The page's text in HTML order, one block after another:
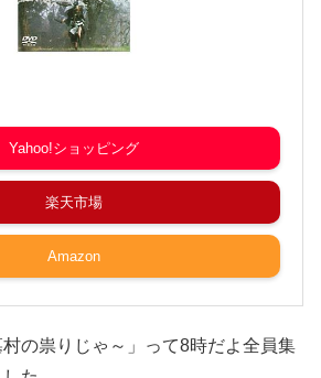
Yahoo!ショッピング
楽天市場
Amazon
の祟りじゃ～」って8時だよ全員集